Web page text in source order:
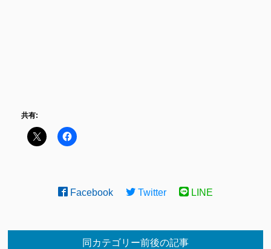
共有:
Facebook Twitter LINE
同カテゴリー前後の記事